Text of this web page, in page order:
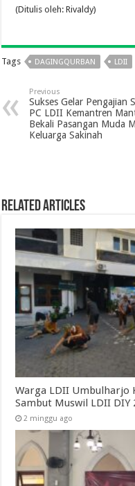
(Ditulis oleh: Rivaldy)
Tags DAGINGQURBAN LDII
Previous
Sukses Gelar Pengajian
PC LDII Kemantren
Bekali Pasangan Muda
Keluarga Sakinah
Related Articles
Warga LDII Umbulharjo
Sambut Muswil LDII DIY
2 minggu ago